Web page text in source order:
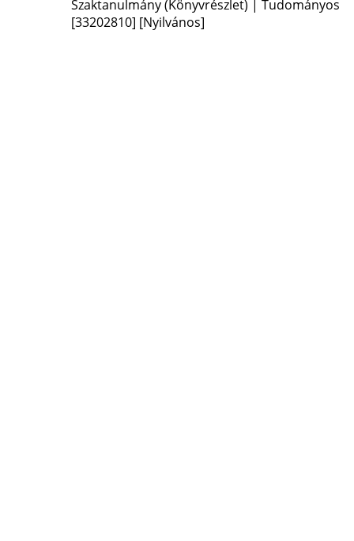
Szaktanulmány (Könyvrészlet) | Tudományos
[33202810] [Nyilvános]